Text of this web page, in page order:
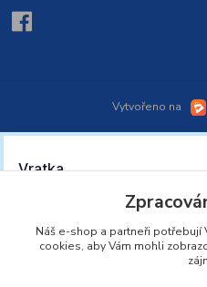
Vytvořeno na
Náš e-shop a partneři potřebují
cookies, aby Vám mohli